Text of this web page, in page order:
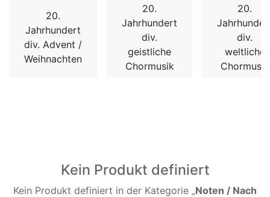
20.
Jahrhundert
div. Advent /
Weihnachten
20.
Jahrhundert
div.
geistliche
Chormusik
20.
div.
weltliche
Chormusik
Kein Produkt definiert
Kein Produkt definiert in der Kategorie „Noten / Nach